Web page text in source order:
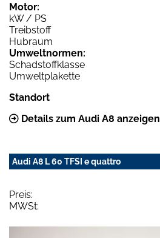
Motor:
kW / PS
Treibstoff
Hubraum
Umweltnormen:
Schadstoffklasse
Umweltplakette
Standort
Details zum Audi A8 anzeigen
Audi A8 L 60 TFSI e quattro
Preis:
MWSt: